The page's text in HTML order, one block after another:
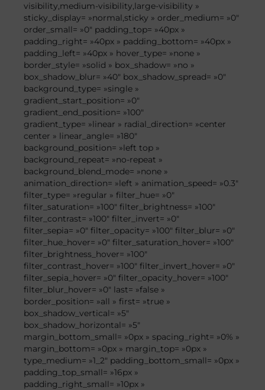
visibility,medium-visibility,large-visibility »
sticky_display= »normal,sticky » order_medium= »0″
order_small= »0″ padding_top= »40px »
padding_right= »40px » padding_bottom= »40px »
padding_left= »40px » hover_type= »none »
border_style= »solid » box_shadow= »no »
box_shadow_blur= »40″ box_shadow_spread= »0″
background_type= »single »
gradient_start_position= »0″
gradient_end_position= »100″
gradient_type= »linear » radial_direction= »center
center » linear_angle= »180″
background_position= »left top »
background_repeat= »no-repeat »
background_blend_mode= »none »
animation_direction= »left » animation_speed= »0.3″
filter_type= »regular » filter_hue= »0″
filter_saturation= »100″ filter_brightness= »100″
filter_contrast= »100″ filter_invert= »0″
filter_sepia= »0″ filter_opacity= »100″ filter_blur= »0″
filter_hue_hover= »0″ filter_saturation_hover= »100″
filter_brightness_hover= »100″
filter_contrast_hover= »100″ filter_invert_hover= »0″
filter_sepia_hover= »0″ filter_opacity_hover= »100″
filter_blur_hover= »0″ last= »false »
border_position= »all » first= »true »
box_shadow_vertical= »5″
box_shadow_horizontal= »5″
margin_bottom_small= »0px » spacing_right= »0% »
margin_bottom= »0px » margin_top= »0px »
type_medium= »1_2″ padding_bottom_small= »0px »
padding_top_small= »16px »
padding_right_small= »10px »